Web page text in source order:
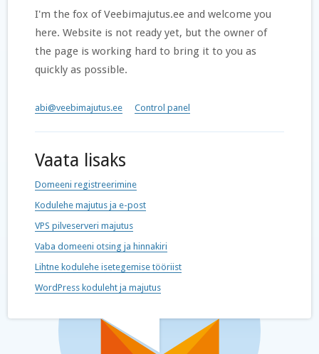
I'm the fox of Veebimajutus.ee and welcome you
here. Website is not ready yet, but the owner of
the page is working hard to bring it to you as
quickly as possible.
abi@veebimajutus.ee Control panel
Vaata lisaks
Domeeni registreerimine
Kodulehe majutus ja e-post
VPS pilveserveri majutus
Vaba domeeni otsing ja hinnakiri
Lihtne kodulehe isetegemise tööriist
WordPress koduleht ja majutus